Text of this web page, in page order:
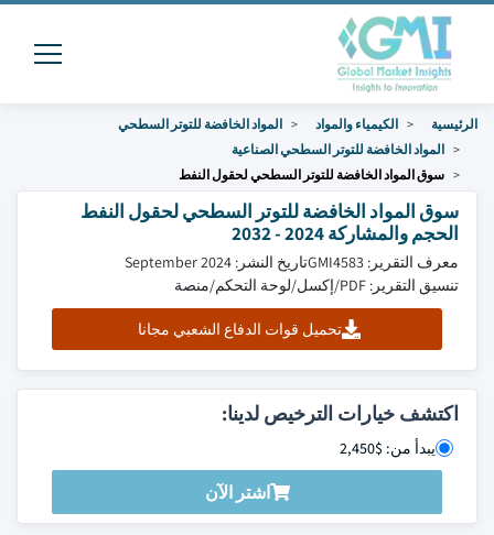
الرئيسية الكيمياء والمواد
المواد الخافضة للتوتر السطحي
المواد الخافضة للتوتر السطحي الصناعية
سوق المواد الخافضة للتوتر السطحي لحقول النفط
سوق المواد الخافضة للتوتر السطحي لحقول النفط
الحجم والمشاركة 2024 - 2032
معرف التقرير: GMI4583
تاريخ النشر: September 2024
تنسيق التقرير: PDF/إكسل/لوحة التحكم/منصة
تحميل قوات الدفاع الشعبي مجانا
اكتشف خيارات الترخيص لدينا:
يبدأ من: $2,450
اشتر الآن